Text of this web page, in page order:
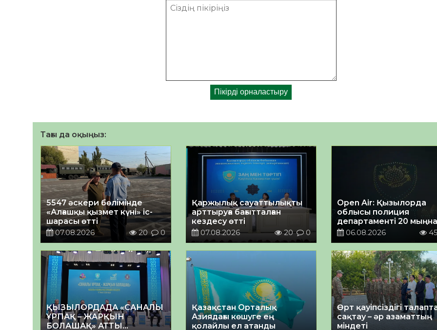
Тағы да оқыңыз:
5547 әскери бөлімінде
«Алғашқы қызмет күні» іс-
шарасы өтті
07.08.2026
20 0
Қаржылық сауаттылықты
арттыруға бағытталған
кездесу өтті
07.08.2026
20 0
Open Air: Қызылорда
облысы полиция
департаменті 20
астам көрерменнің
етті
06.08.2026 45
ҚЫЗЫЛОРДАДА «САНАЛЫ
ҰРПАҚ – ЖАРҚЫН
БОЛАШАҚ» АТТЫ
Қазақстан Орталық
Азиядағы көшуге ең
қолайлы ел атанды
Өрт қауіпсіздігі
сақтау – әр азаматтың
міндеті